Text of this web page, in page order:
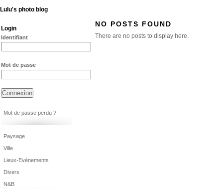
Lulu's photo blog
NO POSTS FOUND
There are no posts to display here.
Login
Identifiant
Mot de passe
Mot de passe perdu ?
Paysage
Ville
Lieux-Evènements
Divers
N&B